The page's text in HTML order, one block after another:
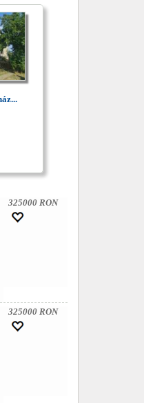
325000 RON
325000 RON